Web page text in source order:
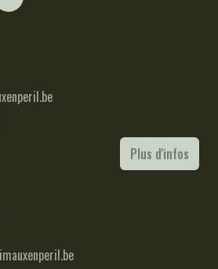
Plus d'infos